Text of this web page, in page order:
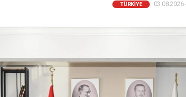
TÜRKIYE 03.08.2026